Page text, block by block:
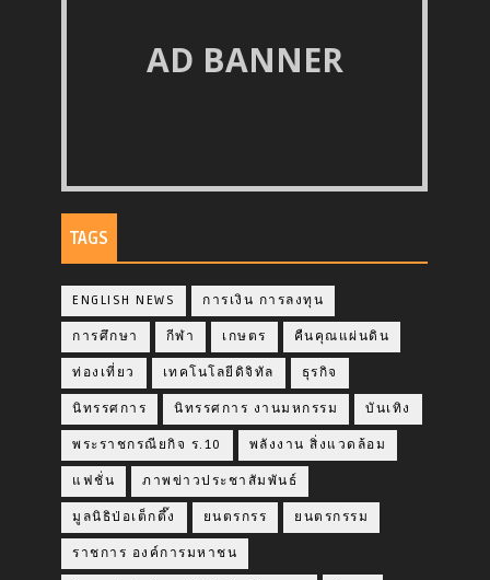
AD BANNER
TAGS
ENGLISH NEWS การเงิน การลงทุน
การศึกษา กีฬา เกษตร คืนคุณแผ่นดิน
ท่องเที่ยว เทคโนโลยีดิจิทัล ธุรกิจ
นิทรรศการ นิทรรศการ งานมหกรรม บันเทิง
พระราชกรณียกิจ ร.10 พลังงาน สิ่งแวดล้อม
แฟชั่น ภาพข่าวประชาสัมพันธ์
มูลนิธิป่อเต็กตึ๊ง ยนตรกรร ยนตรกรรม
ราชการ องค์การมหาชน